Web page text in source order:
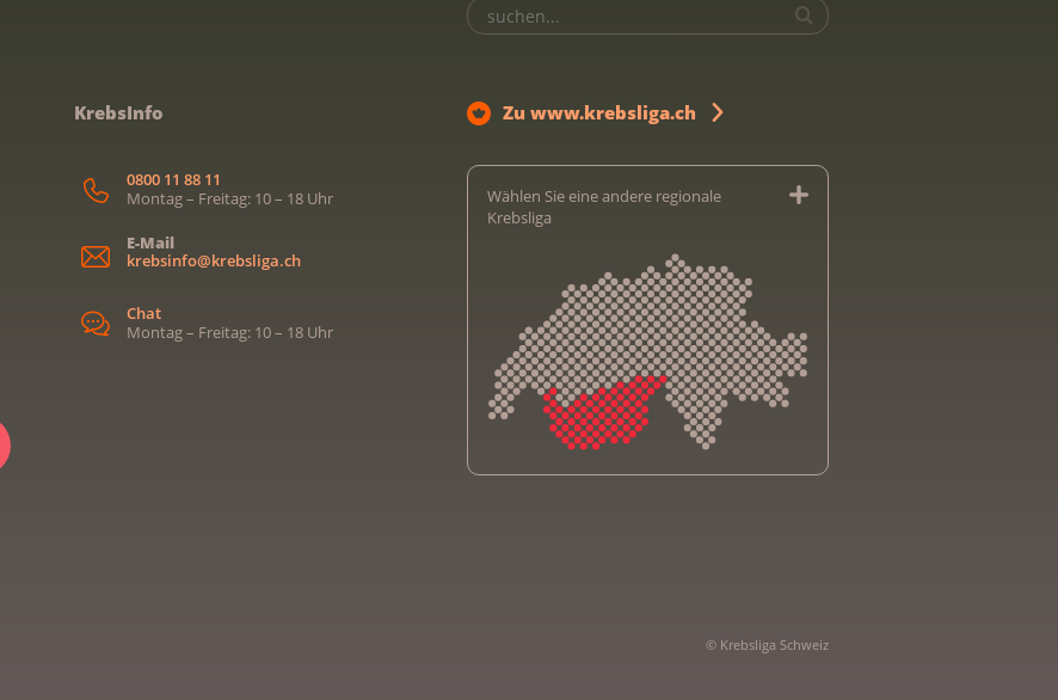
KrebsInfo
0800 11 88 11
Montag – Freitag: 10 – 18 Uhr
E-Mail
krebsinfo@krebsliga.ch
Chat
Montag – Freitag: 10 – 18 Uhr
Zu www.krebsliga.ch
Wählen Sie eine andere regionale
Krebsliga
© Krebsliga Schweiz